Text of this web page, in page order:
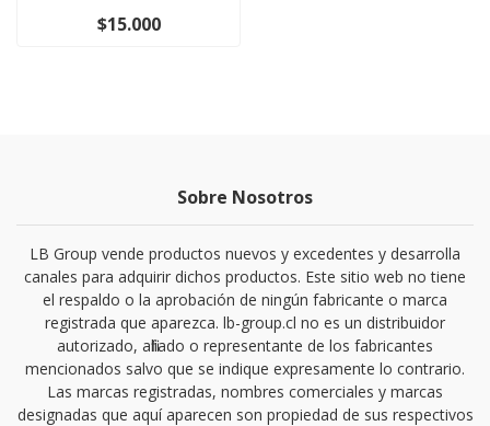
$15.000
Sobre Nosotros
LB Group vende productos nuevos y excedentes y desarrolla
canales para adquirir dichos productos. Este sitio web no tiene
el respaldo o la aprobación de ningún fabricante o marca
registrada que aparezca. lb-group.cl no es un distribuidor
autorizado, afiliado o representante de los fabricantes
mencionados salvo que se indique expresamente lo contrario.
Las marcas registradas, nombres comerciales y marcas
designadas que aquí aparecen son propiedad de sus respectivos